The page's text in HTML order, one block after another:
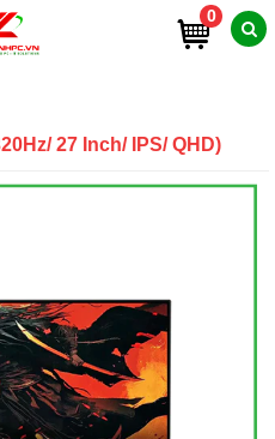
0
27 Inch/ IPS/ QHD)